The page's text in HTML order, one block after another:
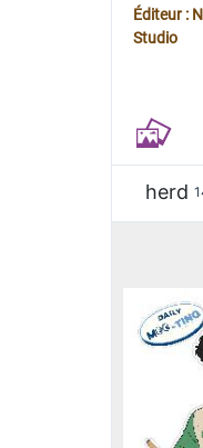
Éditeur :
Studio
herd